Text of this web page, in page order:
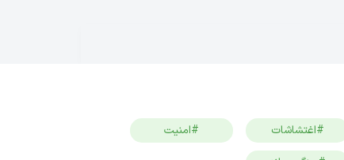
#اغتشاشات
#امنیت